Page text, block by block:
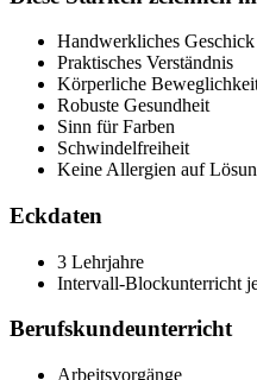
Handwerkliches Geschick
Praktisches Verständnis
Körperliche
Robuste Gesundheit
Sinn für Farben
Schwindelfreiheit
Keine Allergien auf
Eckdaten
3 Lehrjahre
Intervall-Blockunterricht
Berufskundeunterricht
Arbeitsvorgänge